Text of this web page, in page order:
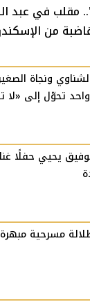
مقلب في عبد
من
ونجاة
تحوّل إلى «لا
يحيي حفلًا
مسرحية